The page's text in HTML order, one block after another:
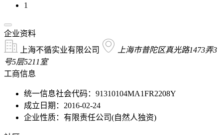
1
企业资料
上海不循实业有限公司
上海市普陀区真光路1473弄3
号5层5211室
工商信息
统一信息社会代码：91310104MA1FR2208Y
成立日期：2016-02-24
企业性质：有限责任公司(自然人独资)